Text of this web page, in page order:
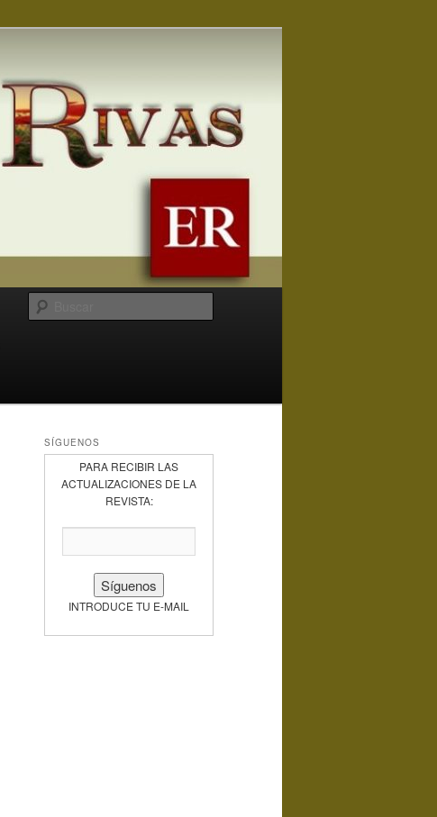
SÍGUENOS
PARA RECIBIR LAS
ACTUALIZACIONES DE LA
REVISTA:
INTRODUCE TU E-MAIL